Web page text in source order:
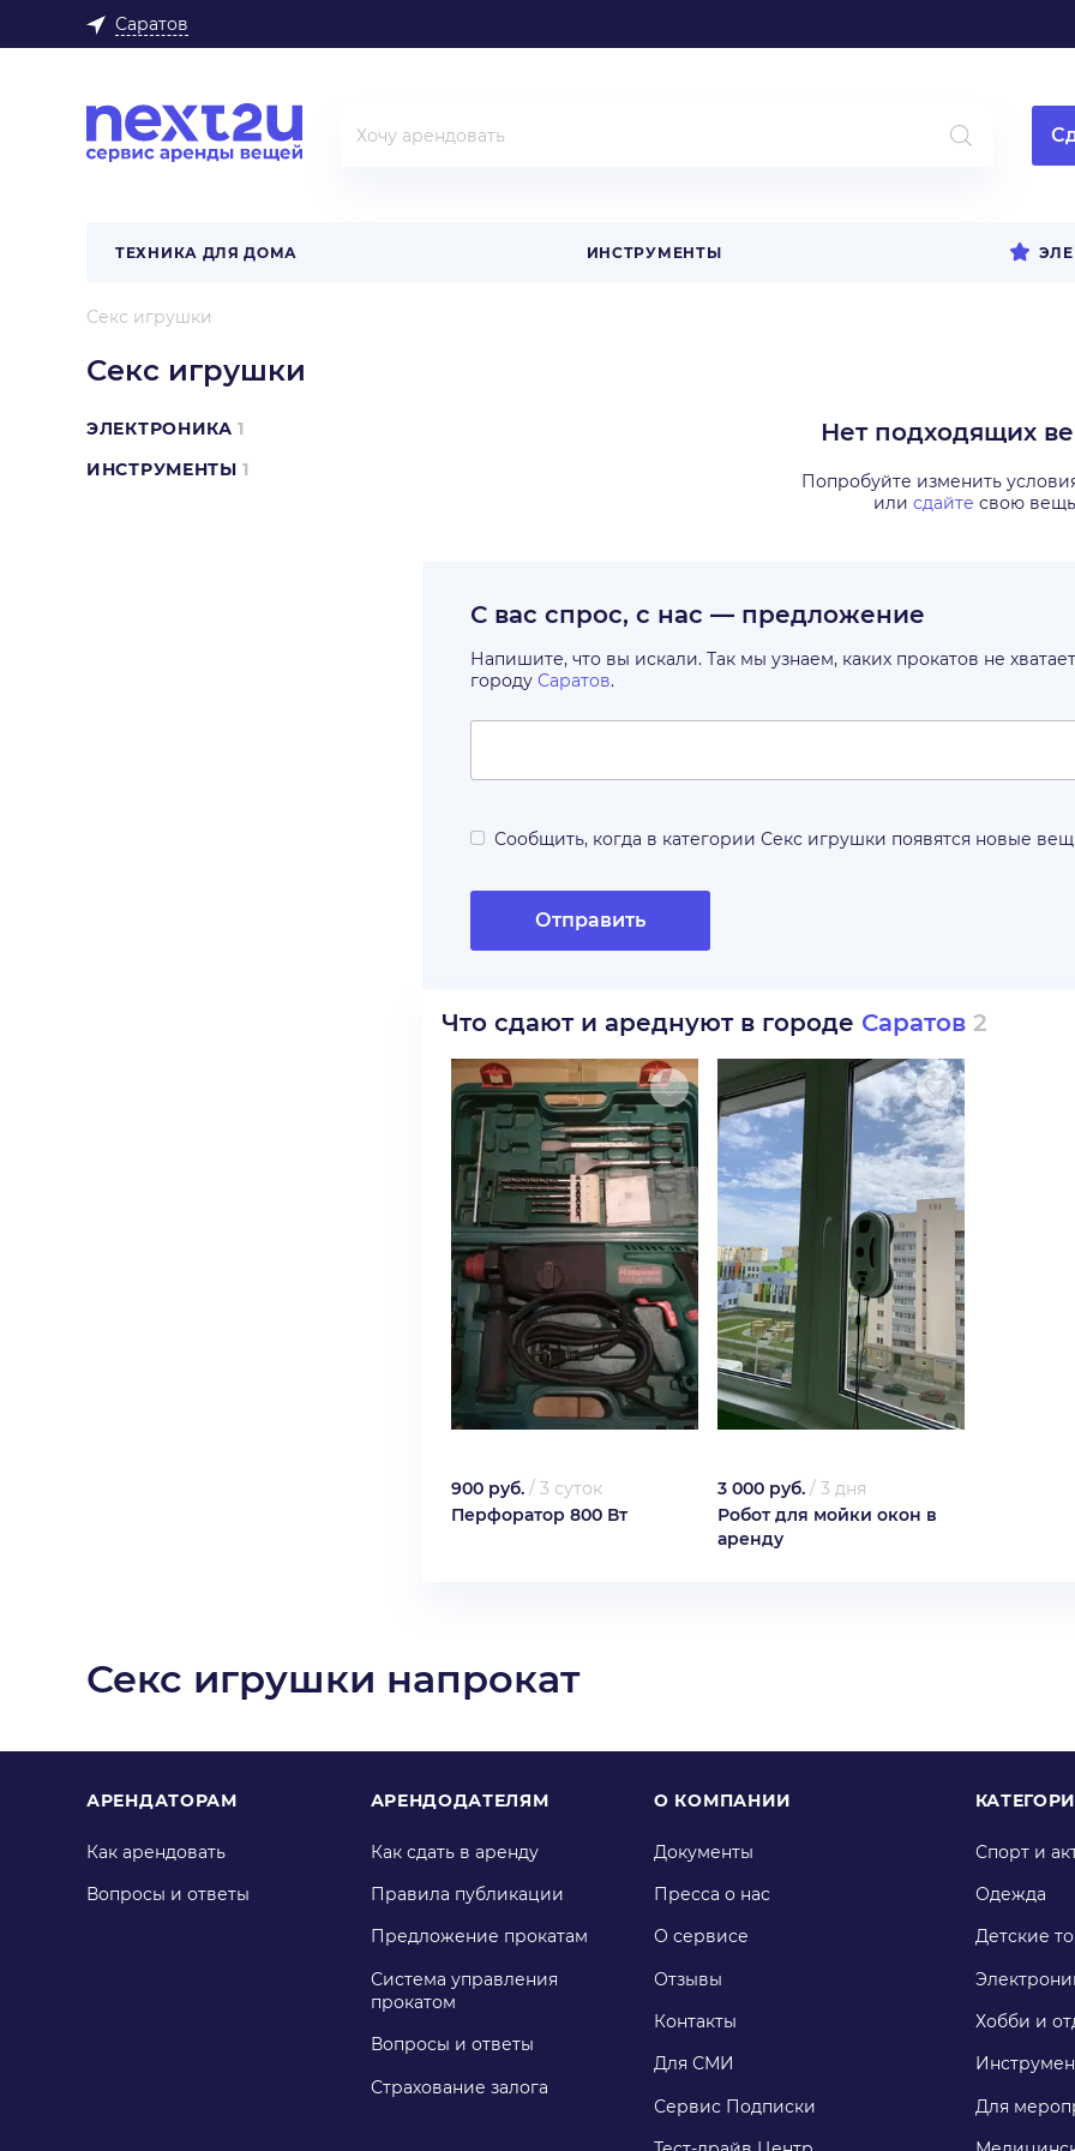
Саратов
ТЕХНИКА ДЛЯ ДОМА ИНСТРУМЕНТЫ
Секс игрушки
Секс игрушки
ЭЛЕКТРОНИКА 1
ИНСТРУМЕНТЫ 1
Нет подходящих
Попробуйте изменить
или сдайте свою вещь
С вас спрос, с нас — предложение
Напишите, что вы искали. Так мы узнаем, каких прокатов не хватает
городу Саратов.
Сообщить, когда в категории Секс игрушки появятся новые
Отправить
Что сдают и ареднуют в городе Саратов 2
900 руб. / 3 суток
Перфоратор 800 Вт
3 000 руб. / 3 дня
Робот для мойки окон в
аренду
Секс игрушки напрокат
АРЕНДАТОРАМ
Как арендовать
Вопросы и ответы
АРЕНДОДАТЕЛЯМ
Как сдать в аренду
Правила публикации
Предложение прокатам
Система управления
прокатом
Вопросы и ответы
Страхование залога
О КОМПАНИИ
Документы
Пресса о нас
О сервисе
Отзывы
Контакты
Для СМИ
Сервис Подписки
Спорт и
Одежда
Детские
Хобби и
Для